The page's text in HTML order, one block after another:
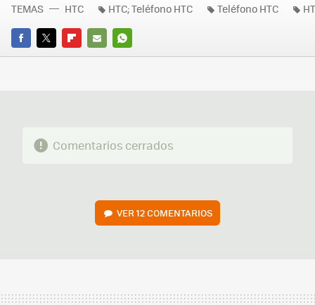
FACEBOOK
TWITTERFLIPBOARD
E-
WHATSAPP
TEMAS HTC HTC; Teléfono HTC Teléfono HTC
Comentarios cerrados
VER12 COMENTARIOS